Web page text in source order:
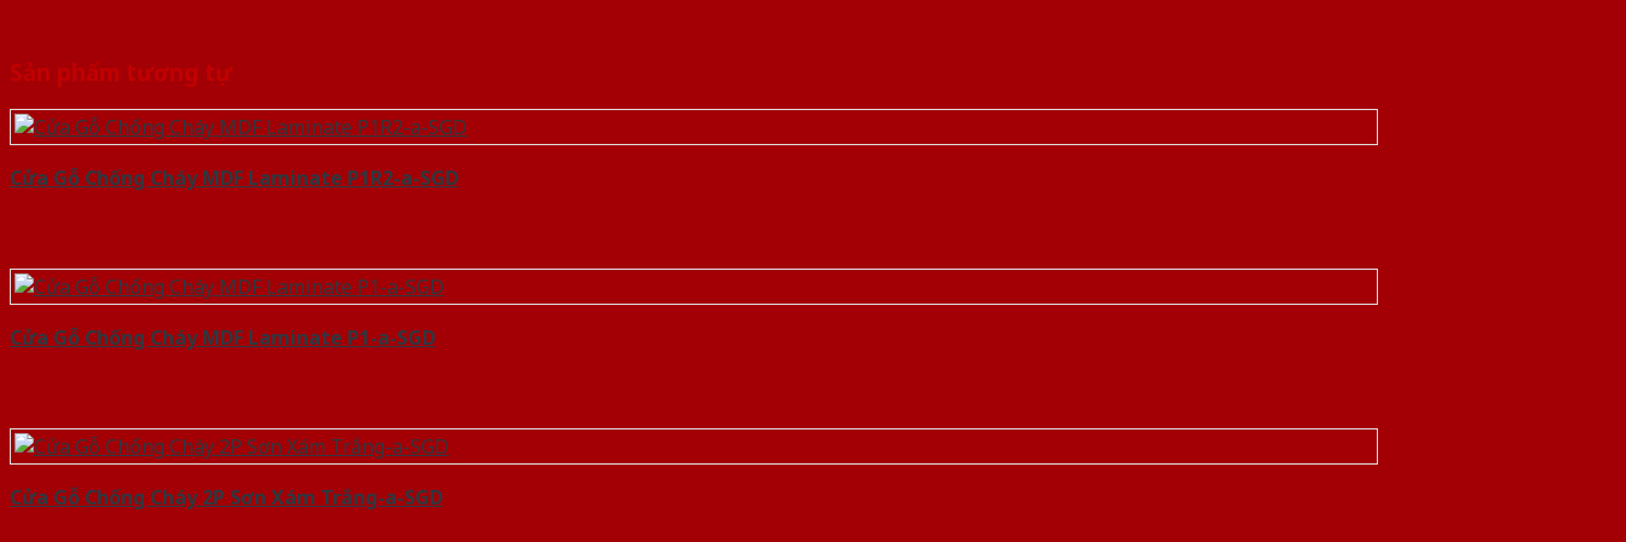
Sản phẩm tương tự
Cửa Gỗ Chống Cháy MDF Laminate P1R2-a-SGD
Cửa Gỗ Chống Cháy MDF Laminate P1-a-SGD
Cửa Gỗ Chống Cháy 2P Sơn Xám Trắng-a-SGD